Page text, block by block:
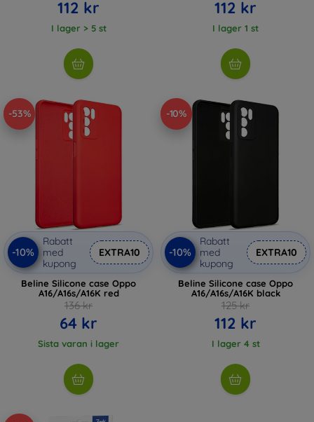
112 kr
I lager > 5 st
112 kr
I lager 1 st
-53%
-10%
Rabatt
med
kupong
EXTRA10
Beline Silicone case Oppo
A16/A16s/A16K red
136 kr
64 kr
Sista varan i lager
-10%
-10%
Rabatt
med
kupong
EXTRA10
Beline Silicone case Oppo
A16/A16s/A16K black
125 kr
112 kr
I lager 4 st